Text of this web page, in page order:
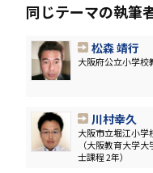
同じテーマの執筆
松森 靖行
大阪府公立小学校
川村幸久
大阪市立堀江小学
（大阪教育大学
士課程 2年）